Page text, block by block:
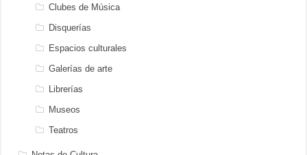
Clubes de Música
Disquerías
Espacios culturales
Galerías de arte
Librerías
Museos
Teatros